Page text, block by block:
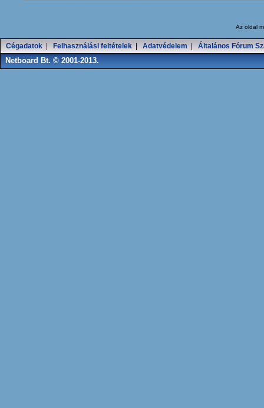
Az oldal
Cégadatok Felhasználási feltételek Adatvédelem Általános Fórum
Netboard Bt. © 2001-2013.